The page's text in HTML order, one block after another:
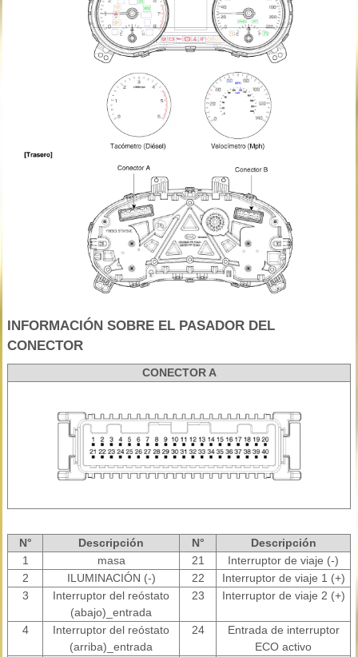
INFORMACIÓN SOBRE EL PASADOR DEL
CONECTOR
CONECTOR A
N° Descripción N°
Descripción
1
masa 21
Interruptor de viaje (-)
2
ILUMINACIÓN (-) 22
Interruptor de viaje 1 (+)
3
Interruptor del reóstato
(abajo)_entrada
23 Interruptor de viaje 2 (+)
4
Interruptor del reóstato
(arriba)_entrada
24
Entrada de interruptor
ECO activo